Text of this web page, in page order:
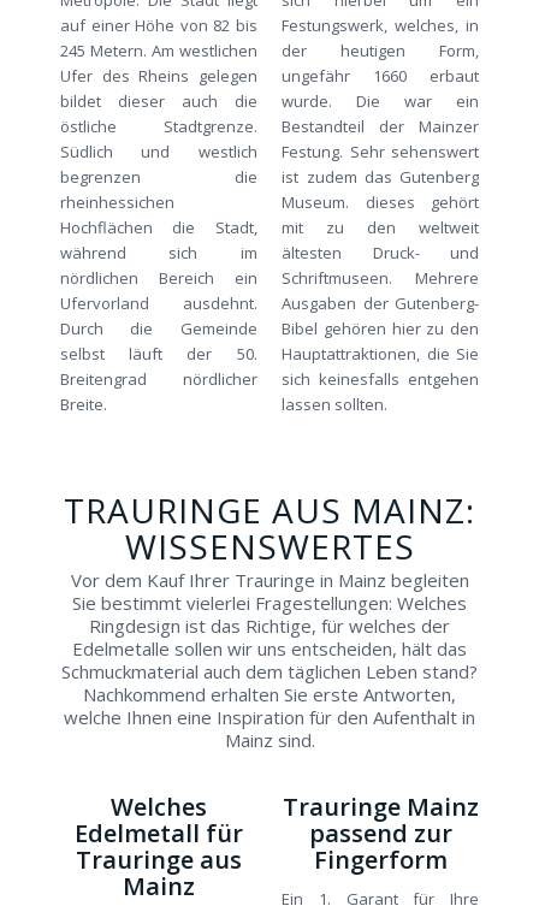
auf einer Höhe von 82 bis
245 Metern. Am westlichen
Ufer des Rheins gelegen
bildet dieser auch die
östliche Stadtgrenze.
Südlich und westlich
begrenzen die
rheinhessichen
Hochflächen die Stadt,
während sich im
nördlichen Bereich ein
Ufervorland ausdehnt.
Durch die Gemeinde
selbst läuft der 50.
Breitengrad nördlicher
Breite.
Festungswerk, welches, in
der heutigen Form,
ungefähr 1660 erbaut
wurde. Die war ein
Bestandteil der Mainzer
Festung. Sehr sehenswert
ist zudem das Gutenberg
Museum. dieses gehört
mit zu den weltweit
ältesten Druck- und
Schriftmuseen. Mehrere
Ausgaben der Gutenberg-
Bibel gehören hier zu den
Hauptattraktionen, die Sie
sich keinesfalls entgehen
lassen sollten.
TRAURINGE AUS MAINZ:
WISSENSWERTES
Vor dem Kauf Ihrer Trauringe in Mainz begleiten
Sie bestimmt vielerlei Fragestellungen: Welches
Ringdesign ist das Richtige, für welches der
Edelmetalle sollen wir uns entscheiden, hält das
Schmuckmaterial auch dem täglichen Leben stand?
Nachkommend erhalten Sie erste Antworten,
welche Ihnen eine Inspiration für den Aufenthalt in
Mainz sind.
Welches
Edelmetall für
Trauringe aus
Mainz
Trauringe Mainz
passend zur
Fingerform
Ein 1. Garant für Ihre